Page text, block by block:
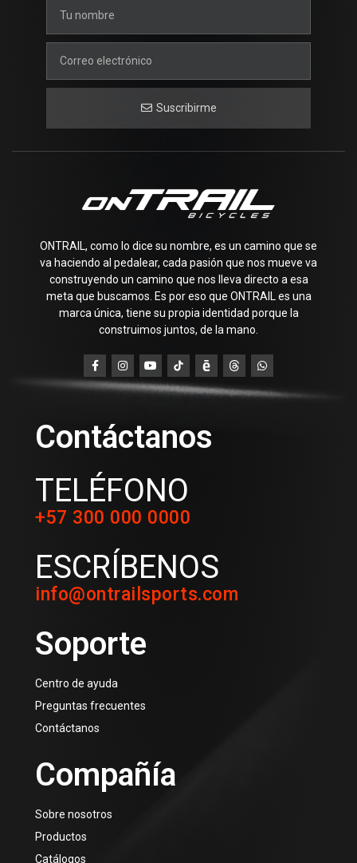
Suscribirme
ONTRAIL, como lo dice su nombre, es un camino que se
va haciendo al pedalear, cada pasión que nos mueve va
construyendo un camino que nos lleva directo a esa
meta que buscamos. Es por eso que ONTRAIL es una
marca única, tiene su propia identidad porque la
construimos juntos, de la mano.
Contáctanos
TELÉFONO
+57 300 000 0000
ESCRÍBENOS
info@ontrailsports.com
Soporte
Centro de ayuda
Preguntas frecuentes
Contáctanos
Compañía
Sobre nosotros
Productos
Catálogos